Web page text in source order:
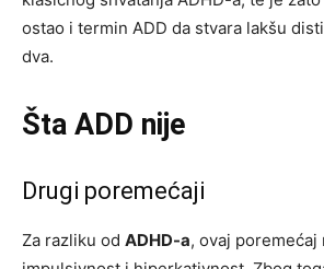
ostao i termin ADD da stvara lakšu
dva.
Šta ADD nije
Drugi poremećaji
Za razliku od ADHD-a, ovaj